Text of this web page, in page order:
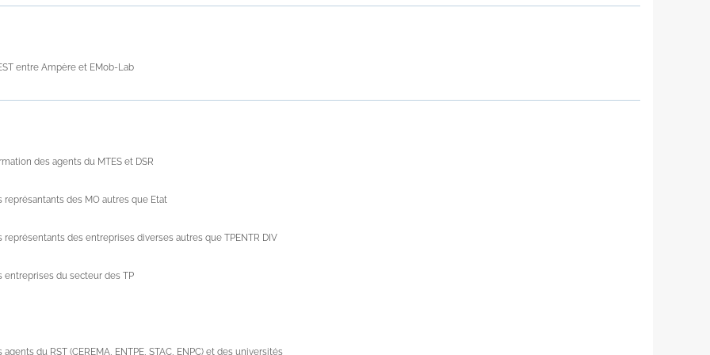
entre Ampère et EMob-Lab
des agents du MTES et DSR
représantants des MO autres que Etat
des entreprises diverses autres que TPENTR DIV
entreprises du secteur des TP
du RST (CEREMA, ENTPE, STAC, ENPC) et des universités